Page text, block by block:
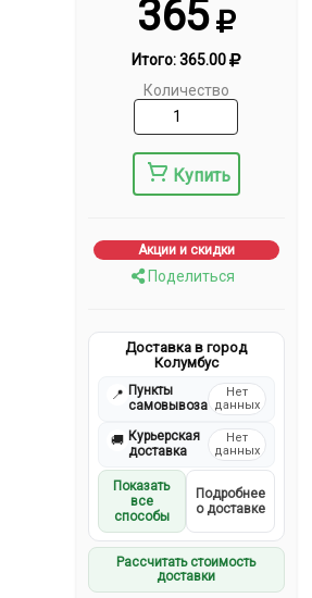
365
Итого:365.00
Количество
Купить
Акции и скидки
Поделиться
Доставка в город
Колумбус
📍 Пункты
самовывоза
Нет
данных
🚚 Курьерская
доставка
Нет
данных
Показать
все
способы
Подробнее
о доставке
Рассчитать стоимость
доставки